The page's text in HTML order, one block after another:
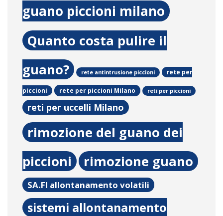
guano piccioni milano
Quanto costa pulire il
guano?
rete antintrusione piccioni rete per
piccioni rete per piccioni Milano reti per piccioni
reti per uccelli Milano
rimozione del guano dei
piccioni
rimozione guano
SA.FI allontanamento volatili
sistemi allontanamento